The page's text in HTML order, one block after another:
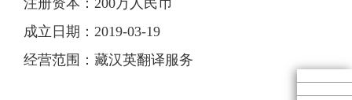
注册资本：200万人民币
成立日期：2019-03-19
经营范围：藏汉英翻译服务